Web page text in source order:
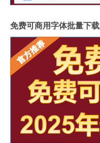
免费可商用字体批量下载